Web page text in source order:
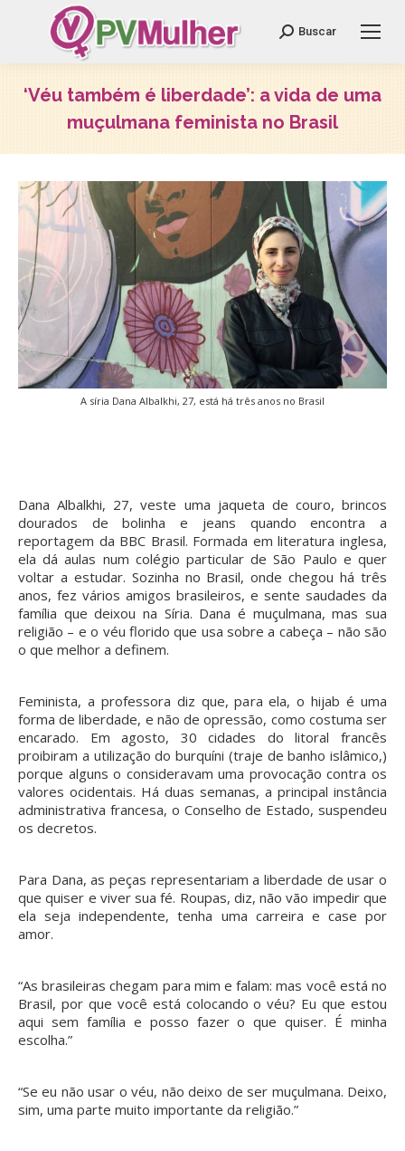
Search:
Buscar
‘Véu também é liberdade’: a vida de uma
muçulmana feminista no Brasil
A síria Dana Albalkhi, 27, está há três anos no Brasil
Dana Albalkhi, 27, veste uma jaqueta de couro, brincos
dourados de bolinha e jeans quando encontra a
reportagem da BBC Brasil. Formada em literatura inglesa,
ela dá aulas num colégio particular de São Paulo e quer
voltar a estudar. Sozinha no Brasil, onde chegou há três
anos, fez vários amigos brasileiros, e sente saudades da
família que deixou na Síria. Dana é muçulmana, mas sua
religião – e o véu florido que usa sobre a cabeça – não são
o que melhor a definem.
Feminista, a professora diz que, para ela, o hijab é uma
forma de liberdade, e não de opressão, como costuma ser
encarado. Em agosto, 30 cidades do litoral francês
proibiram a utilização do burquíni (traje de banho islâmico,)
porque alguns o consideravam uma provocação contra os
valores ocidentais. Há duas semanas, a principal instância
administrativa francesa, o Conselho de Estado, suspendeu
os decretos.
Para Dana, as peças representariam a liberdade de usar o
que quiser e viver sua fé. Roupas, diz, não vão impedir que
ela seja independente, tenha uma carreira e case por
amor.
“As brasileiras chegam para mim e falam: mas você está no
Brasil, por que você está colocando o véu? Eu que estou
aqui sem família e posso fazer o que quiser. É minha
escolha.”
“Se eu não usar o véu, não deixo de ser muçulmana. Deixo,
sim, uma parte muito importante da religião.”